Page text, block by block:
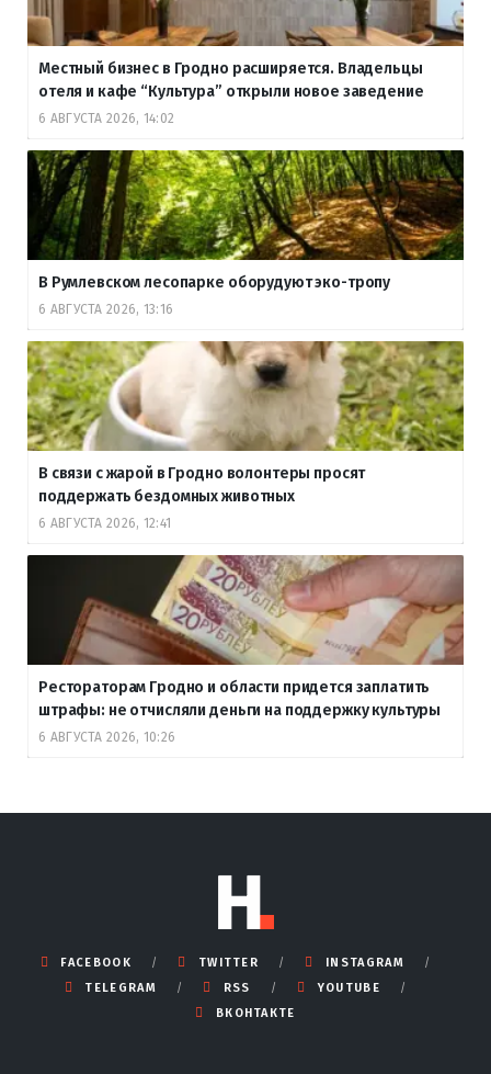
Местный бизнес в Гродно расширяется. Владельцы
отеля и кафе “Культура” открыли новое заведение
6 АВГУСТА 2026, 14:02
В Румлевском лесопарке оборудуют эко-тропу
6 АВГУСТА 2026, 13:16
В связи с жарой в Гродно волонтеры просят
поддержать бездомных животных
6 АВГУСТА 2026, 12:41
Рестораторам Гродно и области придется заплатить
штрафы: не отчисляли деньги на поддержку культуры
6 АВГУСТА 2026, 10:26
FACEBOOK TWITTER
INSTAGRAM
TELEGRAM
RSS
YOUTUBE
ВКОНТАКТЕ